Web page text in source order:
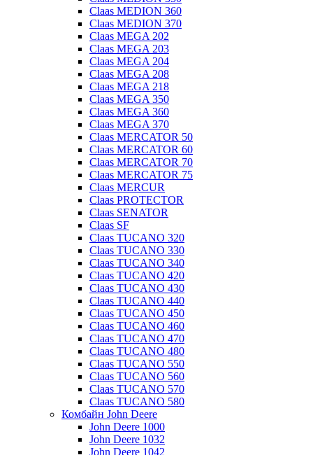
Claas MEDION 360
Claas MEDION 370
Claas MEGA 202
Claas MEGA 203
Claas MEGA 204
Claas MEGA 208
Claas MEGA 218
Claas MEGA 350
Claas MEGA 360
Claas MEGA 370
Claas MERCATOR 50
Claas MERCATOR 60
Claas MERCATOR 70
Claas MERCATOR 75
Claas MERCUR
Claas PROTECTOR
Claas SENATOR
Claas SF
Claas TUCANO 320
Claas TUCANO 330
Claas TUCANO 340
Claas TUCANO 420
Claas TUCANO 430
Claas TUCANO 440
Claas TUCANO 450
Claas TUCANO 460
Claas TUCANO 470
Claas TUCANO 480
Claas TUCANO 550
Claas TUCANO 560
Claas TUCANO 570
Claas TUCANO 580
Комбайн John Deere
John Deere 1000
John Deere 1032
John Deere 1042